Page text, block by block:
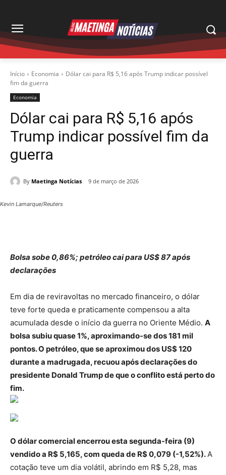
Início Economia
Dólar cai para R$ 5,16 após Trump indicar possível
fim da guerra
Economia
Dólar cai para R$ 5,16 após
Trump indicar possível fim da
guerra
By Maetinga Notícias 9 de março de 2026
Kevin Lamarque/Reuters
Bolsa sobe 0,86%; petróleo cai para US$ 87 após
declarações
Em dia de reviravoltas no mercado financeiro, o dólar
teve forte queda e praticamente compensou a alta
acumulada desde o início da guerra no Oriente Médio. A
bolsa subiu quase 1%, aproximando-se dos 181 mil
pontos. O petróleo, que se aproximou dos US$ 120
durante a madrugada, recuou após declarações do
presidente Donald Trump de que o conflito está perto do
fim.
O dólar comercial encerrou esta segunda-feira (9)
vendido a R$ 5,165, com queda de R$ 0,079 (-1,52%).A
cotação teve um dia volátil, abrindo em R$ 5,28, mas